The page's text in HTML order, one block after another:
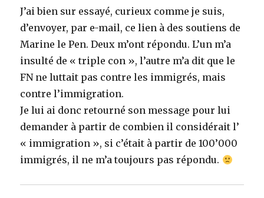
J’ai bien sur essayé, curieux comme je suis,
d’envoyer, par e-mail, ce lien à des soutiens de
Marine le Pen. Deux m’ont répondu. L’un m’a
insulté de « triple con », l’autre m’a dit que le
FN ne luttait pas contre les immigrés, mais
contre l’immigration.
Je lui ai donc retourné son message pour lui
demander à partir de combien il considérait l’
« immigration », si c’était à partir de 100’000
immigrés, il ne m’a toujours pas répondu.